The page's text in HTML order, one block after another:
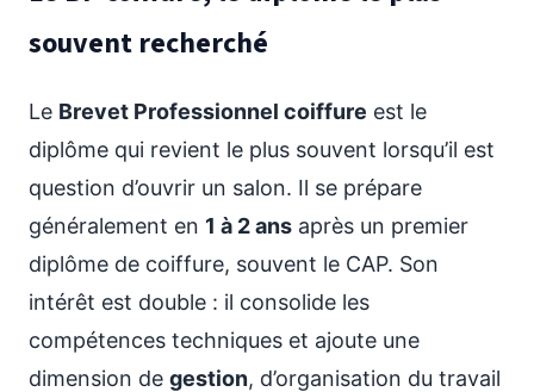
souvent recherché
Le Brevet Professionnel coiffure est le
diplôme qui revient le plus souvent lorsqu’il est
question d’ouvrir un salon. Il se prépare
généralement en 1 à 2 ans après un premier
diplôme de coiffure, souvent le CAP. Son
intérêt est double : il consolide les
compétences techniques et ajoute une
dimension de gestion, d’organisation du travail